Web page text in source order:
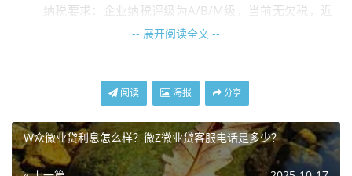
纳税要求：企业纳税评级为A/B/M级，当前无欠税，近
一年开票金额50万-2个亿
行业限制：企业不得为房地产开发企业、证券、担保、
小额贷款、典当、投资、保险、金融信托等;不得为不符合国
家产业政策、环境保护政策的高耗能、高污染类的企业
-- 展开阅读全文 --
阅读 海报 分享
W众微业贷利息怎么样？微Z微业贷客服电话是多少？